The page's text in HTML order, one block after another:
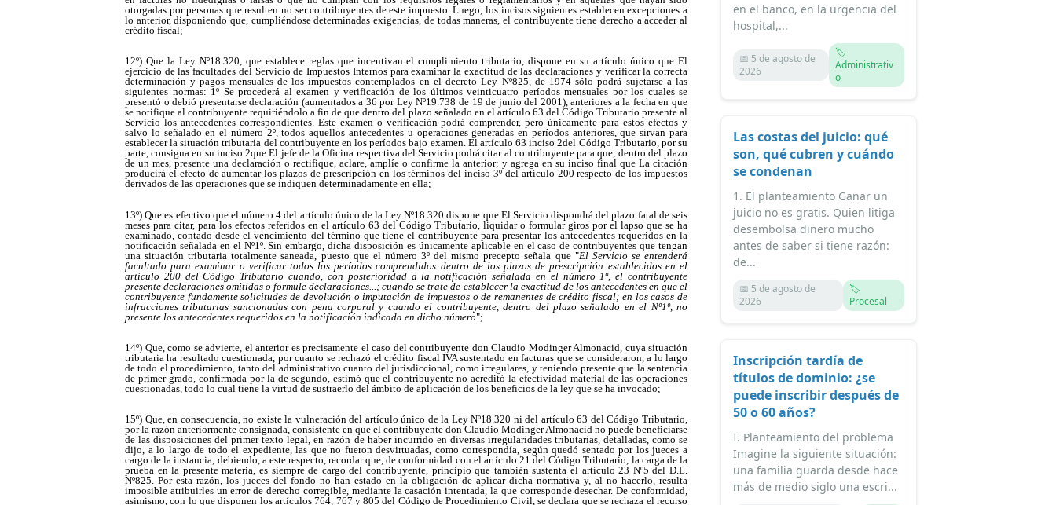
otorgadas por personas que resulten no ser contribuyentes de este impuesto. Luego, los incisos siguientes establecen excepciones a
lo anterior, disponiendo que, cumpliéndose determinadas exigencias, de todas maneras, el contribuyente tiene derecho a acceder al
crédito fiscal;
12º) Que la Ley Nº18.320, que establece reglas que incentivan el cumplimiento tributario, dispone en su artículo único que El
ejercicio de las facultades del Servicio de Impuestos Internos para examinar la exactitud de las declaraciones y verificar la correcta
determinación y pagos mensuales de los impuestos contemplados en el decreto Ley Nº825, de 1974 sólo podrá sujetarse a las
siguientes normas: 1º Se procederá al examen y verificación de los últimos veinticuatro períodos mensuales por los cuales se
presentó o debió presentarse declaración (aumentados a 36 por Ley Nº19.738 de 19 de junio del 2001), anteriores a la fecha en que
se notifique al contribuyente requiriéndolo a fin de que dentro del plazo señalado en el artículo 63 del Código Tributario presente al
Servicio los antecedentes correspondientes. Este examen o verificación podrá comprender, pero únicamente para estos efectos y
salvo lo señalado en el número 2º, todos aquellos antecedentes u operaciones generadas en períodos anteriores, que sirvan para
establecer la situación tributaria del contribuyente en los períodos bajo examen. El artículo 63 inciso 2del Código Tributario, por su
parte, consigna en su inciso 2que El jefe de la Oficina respectiva del Servicio podrá citar al contribuyente para que, dentro del plazo
de un mes, presente una declaración o rectifique, aclare, amplíe o confirme la anterior; y agrega en su inciso final que La citación
producirá el efecto de aumentar los plazos de prescripción en los términos del inciso 3º del artículo 200 respecto de los impuestos
derivados de las operaciones que se indiquen determinadamente en ella;
13º) Que es efectivo que el número 4 del artículo único de la Ley Nº18.320 dispone que El Servicio dispondrá del plazo fatal de seis
meses para citar, para los efectos referidos en el artículo 63 del Código Tributario, liquidar o formular giros por el lapso que se ha
examinado, contado desde el vencimiento del término que tiene el contribuyente para presentar los antecedentes requeridos en la
notificación señalada en el Nº1º. Sin embargo, dicha disposición es únicamente aplicable en el caso de contribuyentes que tengan
una situación tributaria totalmente saneada, puesto que el número 3º del mismo precepto señala que "El Servicio se entenderá
facultado para examinar o verificar todos los períodos comprendidos dentro de los plazos de prescripción establecidos en el
artículo 200 del Código Tributario cuando, con posterioridad a la notificación señalada en el número 1º, el contribuyente
presente declaraciones omitidas o formule declaraciones...; cuando se trate de establecer la exactitud de los antecedentes en que el
contribuyente fundamente solicitudes de devolución o imputación de impuestos o de remanentes de crédito fiscal; en los casos de
infracciones tributarias sancionadas con pena corporal y cuando el contribuyente, dentro del plazo señalado en el Nº1º, no
presente los antecedentes requeridos en la notificación indicada en dicho número";
14º) Que, como se advierte, el anterior es precisamente el caso del contribuyente don Claudio Modinger Almonacid, cuya situación
tributaria ha resultado cuestionada, por cuanto se rechazó el crédito fiscal IVA sustentado en facturas que se consideraron, a lo largo
de todo el procedimiento, tanto del administrativo cuanto del jurisdiccional, como irregulares, y teniendo presente que la sentencia
de primer grado, confirmada por la de segundo, estimó que el contribuyente no acreditó la efectividad material de las operaciones
cuestionadas, todo lo cual tiene la virtud de sustraerlo del ámbito de aplicación de los beneficios de la ley que se ha invocado;
15º) Que, en consecuencia, no existe la vulneración del artículo único de la Ley Nº18.320 ni del artículo 63 del Código Tributario,
por la razón anteriormente consignada, consistente en que el contribuyente don Claudio Modinger Almonacid no puede beneficiarse
de las disposiciones del primer texto legal, en razón de haber incurrido en diversas irregularidades tributarias, detalladas, como se
dijo, a lo largo de todo el expediente, las que no fueron desvirtuadas, como correspondía, según quedó sentado por los jueces a
cargo de la instancia, debiendo, a este respecto, recordar que, de conformidad con el artículo 21 del Código Tributario, la carga de la
prueba en la presente materia, es siempre de cargo del contribuyente, principio que también sustenta el artículo 23 Nº5 del D.L.
Nº825. Por esta razón, los jueces del fondo no han estado en la obligación de aplicar dicha normativa y, al no hacerlo, resulta
imposible atribuirles un error de derecho corregible, mediante la casación intentada, la que corresponde desechar. De conformidad,
asimismo, con lo que disponen los artículos 764, 767 y 805 del Código de Procedimiento Civil, se declara que se rechaza el recurso
en el banco, en la urgencia del
hospital,...
📅 5 de agosto de
2026
🏷️
Administrativ
o
Las costas del juicio: qué
son, qué cubren y cuándo
se condenan
1. El planteamiento Ganar un
juicio no es gratis. Quien litiga
desembolsa dinero mucho
antes de saber si tiene razón:
de...
📅 5 de agosto de
2026
🏷️
Procesal
Inscripción tardía de
títulos de dominio: ¿se
puede inscribir después de
50 o 60 años?
I. Planteamiento del problema
Imagine la siguiente situación:
una familia guarda desde hace
más de medio siglo una escri...